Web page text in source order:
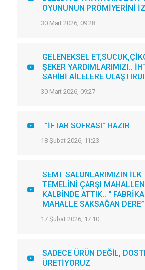
OYUNUNUN PRÖMİYERİNİ
30 Mart 2026, 09:28
GELENEKSEL
ŞEKER YARDIMLARIMIZI..
SAHİBİ AİLELERE
30 Mart 2026, 09:27
"İFTAR SOFRASI" HAZIR
18 Şubat 2026, 11:23
SEMT SALONLARIMIZIN İLK
TEMELİNİ ÇARŞI
KALBİNDE ATTIK.. “ FABRİKA
MAHALLE SAKSAĞAN DERE”
17 Şubat 2026, 17:10
SADECE ÜRÜN DEĞİL,
ÜRETİYORUZ